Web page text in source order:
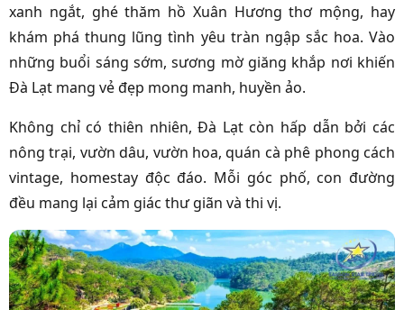
xanh ngắt, ghé thăm hồ Xuân Hương thơ mộng, hay
khám phá thung lũng tình yêu tràn ngập sắc hoa. Vào
những buổi sáng sớm, sương mờ giăng khắp nơi khiến
Đà Lạt mang vẻ đẹp mong manh, huyền ảo.
Không chỉ có thiên nhiên, Đà Lạt còn hấp dẫn bởi các
nông trại, vườn dâu, vườn hoa, quán cà phê phong cách
vintage, homestay độc đáo. Mỗi góc phố, con đường
đều mang lại cảm giác thư giãn và thi vị.